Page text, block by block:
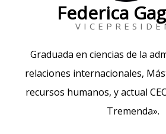
Federica
Graduada en ciencias de la
relaciones internacionales,
recursos humanos, y actual
Tremenda».